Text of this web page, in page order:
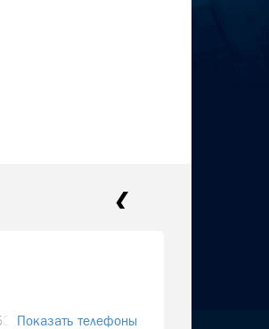
515-90-50
Показать телефоны